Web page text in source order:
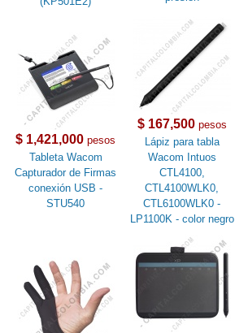
$ 1,421,000 pesos
Tableta Wacom
Capturador de Firmas
conexión USB -
STU540
$ 167,500pesos
Lápiz para tabla
Wacom Intuos
CTL4100,
CTL4100WLK0,
CTL6100WLK0 -
LP1100K - color negro